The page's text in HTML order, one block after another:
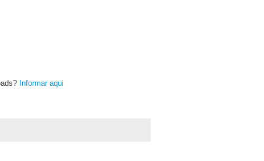
Informar aqui